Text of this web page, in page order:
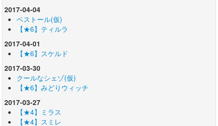
2017-04-04
ベストール(仮)
【★6】ティルラ
2017-04-01
【★6】スケルド
2017-03-30
クールなシェゾ(仮)
【★6】みどりウィッチ
2017-03-27
【★4】ミラス
【★4】スミレ